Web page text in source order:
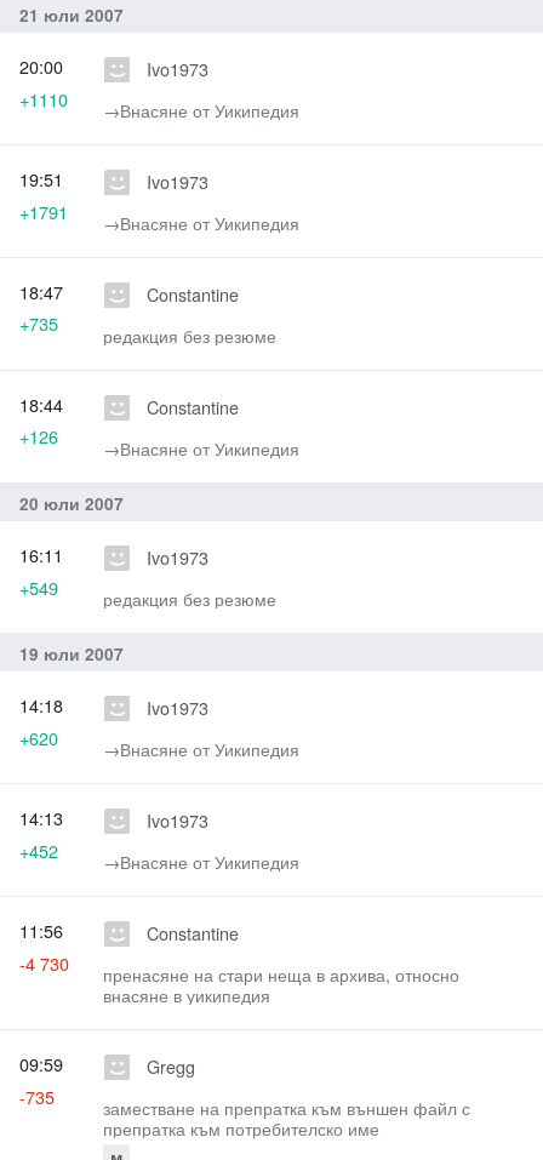
21 юли 2007
Ivo1973
→‎Внасяне от Уикипедия
20:00
+1110
Ivo1973
→‎Внасяне от Уикипедия
19:51
+1791
Constantine
редакция без резюме
18:47
+735
Constantine
→‎Внасяне от Уикипедия
18:44
+126
20 юли 2007
Ivo1973
редакция без резюме
16:11
+549
19 юли 2007
Ivo1973
→‎Внасяне от Уикипедия
14:18
+620
Ivo1973
→‎Внасяне от Уикипедия
14:13
+452
Constantine
пренасяне на стари неща в архива, относно
внасяне в уикипедия
11:56
-4 730
Gregg
заместване на препратка към външен файл с
препратка към потребителско име
09:59
-735